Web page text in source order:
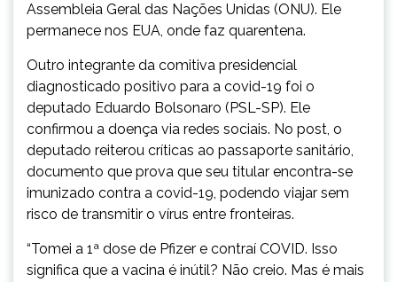
Assembleia Geral das Nações Unidas (ONU). Ele
permanece nos EUA, onde faz quarentena.
Outro integrante da comitiva presidencial
diagnosticado positivo para a covid-19 foi o
deputado Eduardo Bolsonaro (PSL-SP). Ele
confirmou a doença via redes sociais. No post, o
deputado reiterou críticas ao passaporte sanitário,
documento que prova que seu titular encontra-se
imunizado contra a covid-19, podendo viajar sem
risco de transmitir o vírus entre fronteiras.
“Tomei a 1ª dose de Pfizer e contraí COVID. Isso
significa que a vacina é inútil? Não creio. Mas é mais